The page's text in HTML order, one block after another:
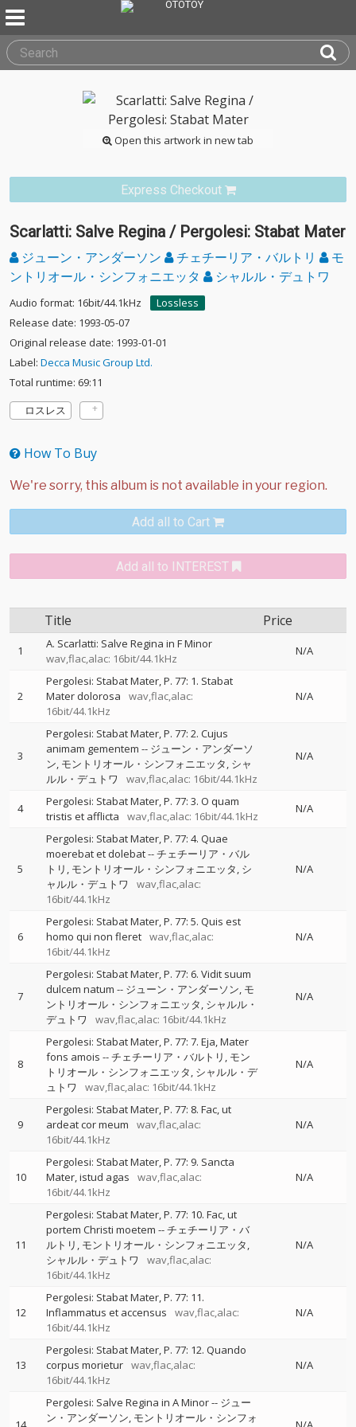
Open this artwork in new tab
Express Checkout
Scarlatti: Salve Regina / Pergolesi: Stabat Mater
ジューン・アンダーソン チェチーリア・バルトリ
モ
ントリオール・シンフォニエッタ
シャルル・デュトワ
Audio format: 16bit/44.1kHz
Lossless
Release date: 1993-05-07
Original release date: 1993-01-01
Label: Decca Music Group Ltd.
Total runtime: 69:11
ロスレス
How To Buy
Add all to Cart
Add all to INTEREST
Title Price
1
A. Scarlatti: Salve Regina in F Minor
wav,flac,alac: 16bit/44.1kHz
N/A
2
Pergolesi: Stabat Mater, P. 77: 1. Stabat
Mater dolorosa
wav,flac,alac:
16bit/44.1kHz
N/A
3
Pergolesi: Stabat Mater, P. 77: 2. Cujus
animam gementem -- ジューン・アンダーソ
ン モントリオール・シンフォニエッタ シャ
ルル・デュトワ
wav,flac,alac: 16bit/44.1kHz
N/A
4
Pergolesi: Stabat Mater, P. 77: 3. O quam
tristis et afflicta
wav,flac,alac: 16bit/44.1kHz
N/A
5
Pergolesi: Stabat Mater, P. 77: 4. Quae
moerebat et dolebat--チェチーリア・バル
トリ モントリオール・シンフォニエッタ シ
ャルル・デュトワ
wav,flac,alac:
16bit/44.1kHz
N/A
6
Pergolesi: Stabat Mater, P. 77: 5. Quis est
homo qui non fleret wav,flac,alac:
16bit/44.1kHz
N/A
7
Pergolesi: Stabat Mater, P. 77: 6. Vidit suum
dulcem natum -- ジューン・アンダーソン モ
ントリオール・シンフォニエッタ シャルル・
デュトワ
wav,flac,alac: 16bit/44.1kHz
N/A
8
Pergolesi: Stabat Mater, P. 77: 7. Eja, Mater
fons amois --チェチーリア・バルトリ モン
トリオール・シンフォニエッタ シャルル・デ
ュトワ
wav,flac,alac: 16bit/44.1kHz
N/A
9
Pergolesi: Stabat Mater, P. 77: 8. Fac, ut
ardeat cor meum
wav,flac,alac:
16bit/44.1kHz
N/A
10
Pergolesi: Stabat Mater, P. 77: 9. Sancta
Mater, istud agas
wav,flac,alac:
16bit/44.1kHz
N/A
11
Pergolesi: Stabat Mater, P. 77: 10. Fac, ut
portem Christi moetem --チェチーリア・バ
ルトリ モントリオール・シンフォニエッタ
シャルル・デュトワ
wav,flac,alac:
16bit/44.1kHz
N/A
12
Pergolesi: Stabat Mater, P. 77: 11.
Inflammatus et accensus
wav,flac,alac:
16bit/44.1kHz
N/A
13
Pergolesi: Stabat Mater, P. 77: 12. Quando
corpus morietur wav,flac,alac:
16bit/44.1kHz
N/A
Pergolesi: Salve Regina in A Minor-- ジュー
ン・アンダーソン モントリオール・シンフォ